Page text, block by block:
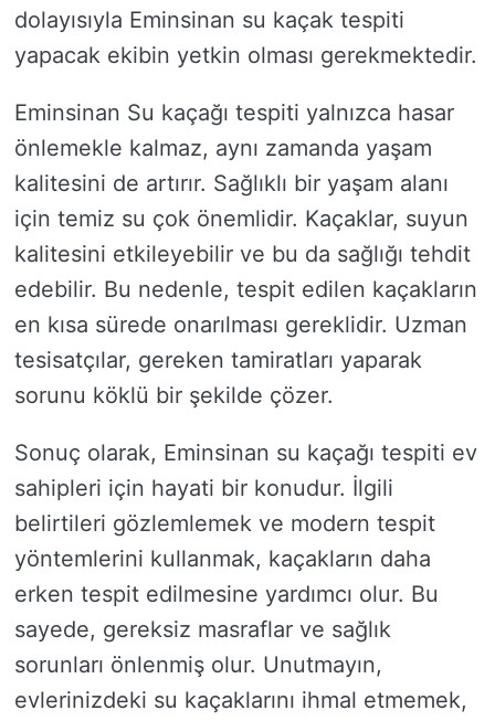
dolayısıyla Eminsinan su kaçak tespiti
yapacak ekibin yetkin olması gerekmektedir.
Eminsinan Su kaçağı tespiti yalnızca hasar
önlemekle kalmaz, aynı zamanda yaşam
kalitesini de artırır. Sağlıklı bir yaşam alanı
için temiz su çok önemlidir. Kaçaklar, suyun
kalitesini etkileyebilir ve bu da sağlığı tehdit
edebilir. Bu nedenle, tespit edilen kaçakların
en kısa sürede onarılması gereklidir. Uzman
tesisatçılar, gereken tamiratları yaparak
sorunu köklü bir şekilde çözer.
Sonuç olarak, Eminsinan su kaçağı tespiti ev
sahipleri için hayati bir konudur. İlgili
belirtileri gözlemlemek ve modern tespit
yöntemlerini kullanmak, kaçakların daha
erken tespit edilmesine yardımcı olur. Bu
sayede, gereksiz masraflar ve sağlık
sorunları önlenmiş olur. Unutmayın,
evlerinizdeki su kaçaklarını ihmal etmemek,